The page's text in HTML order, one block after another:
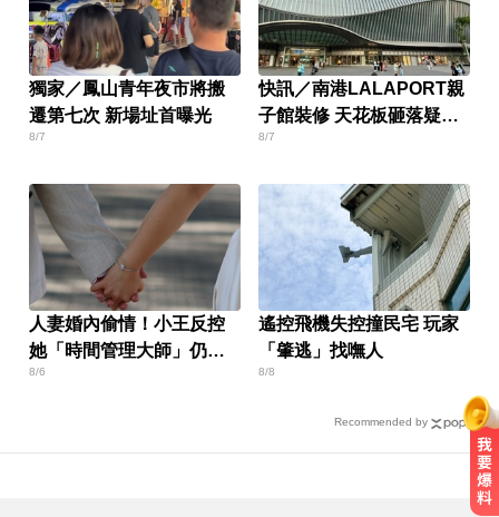
獨家／鳳山青年夜市將搬
遷第七次 新場址首曝光
8/7
快訊／南港LALAPORT親
子館裝修 天花板砸落疑釀
傷
8/7
人妻婚內偷情！小王反控
她「時間管理大師」仍賠
30萬
8/6
遙控飛機失控撞民宅 玩家
「肇逃」找嘸人
8/8
Recommended by